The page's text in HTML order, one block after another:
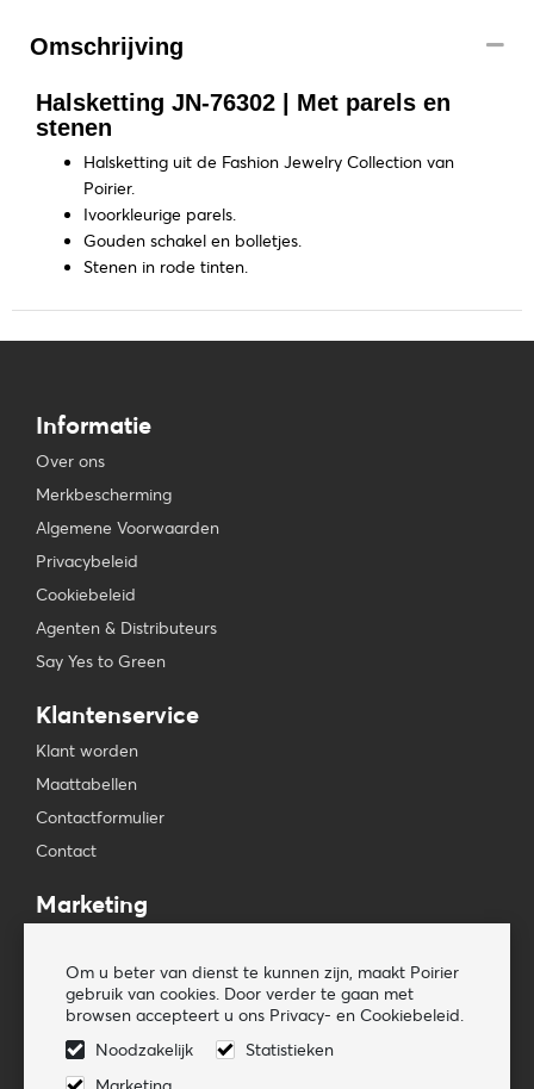
Om u beter van dienst te kunnen zijn, maakt Poirier
gebruik van cookies. Door verder te gaan met
browsen accepteert u ons Privacy- en Cookiebeleid.
Noodzakelijk
Statistieken
Omschrijving
Halsketting JN-76302 | Met parels en
stenen
Halsketting uit de Fashion Jewelry Collection van
Poirier.
Ivoorkleurige parels.
Gouden schakel en bolletjes.
Stenen in rode tinten.
Informatie
Over ons
Merkbescherming
Algemene Voorwaarden
Privacybeleid
Cookiebeleid
Agenten & Distributeurs
Say Yes to Green
Klantenservice
Klant worden
Maattabellen
Contactformulier
Contact
Marketing
Pers & Media
Nieuwsbrieven
Volg ons